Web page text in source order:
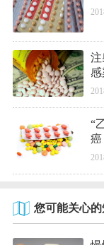
注
感
“
癌
您可能关心的